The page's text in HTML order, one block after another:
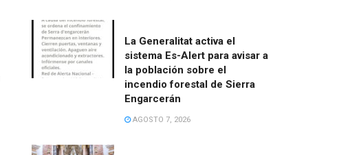
La Generalitat activa el
sistema Es-Alert para avisar a
la población sobre el
incendio forestal de Sierra
Engarcerán
AGOSTO 7, 2026